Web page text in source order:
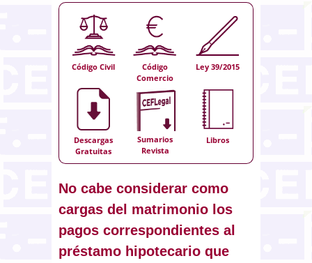
Código Civil
Código
Comercio
Ley 39/2015
Descargas
Gratuitas
Sumarios
Revista
Libros
No cabe considerar como
cargas del matrimonio los
pagos correspondientes al
préstamo hipotecario que